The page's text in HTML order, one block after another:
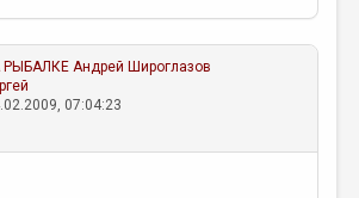
РЫБАЛКЕ Андрей Широглазов
07:04:23